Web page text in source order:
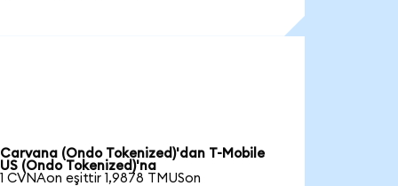
Carvana (Ondo Tokenized)'dan T-Mobile
US (Ondo Tokenized)'na
1 CVNAon eşittir 1,9878 TMUSon